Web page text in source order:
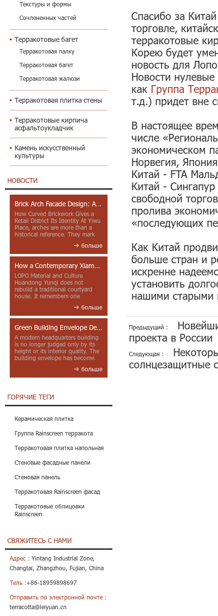
Текстуры и формы
Сочлененных частей
Терракотовые багет
Терракотовая палку
Терракотовая багет
Терракотовая жалюзи
Терракотовая плитка стены
Терракотовые кирпича
асфальтоукладчик
Камень искусственный
культуры
НОВОСТИ
Brick Arch Facade Design: A Closer Look at Yiwu Place
How Curved Brickwork Gives a
Retail District Its Identity At Yiwu
Place, arches are more than a
historical reference. They mark
больше
How a Contemporary Xiamen Project Reframes Minnan Red Brick
LOPO Material and Culture
Huandong Yunqi does not
rebuild a traditional courtyard
house. It remembers one
больше
Green Building Envelope Design: Clay Sunscreen Fins for Modern Headquarters Architecture
A modern headquarters building
is no longer judged only by its
height or its interior quality. The
building envelope has become
больше
ГОРЯЧИЕ ТЕГИ
Керамическая плитка
Группа Rainscreen терракота
Терракотовая плитка напольная
Стеновые фасадные панели
Стеновая панель
Терракотовая Rainscreen фасад
Терракотовые облицовки
Rainscreen
СВЯЖИТЕСЬ С НАМИ
Адрес : Yintang Industrial Zone,
Changtai, Zhangzhou, Fujian, China
Тель :+86-18959898697
Отправить по электронной почте :
terracotta@leiyuan.cn
Спасибо за
торговле,
терракотовые
Корею будет
новость для
Новости
как Группа
т.д.) придет вне
В настоящее
числе
экономическом
Норвегия,
Китай - FTA
Китай -
свободной
пролива
«последующих
Как Китай
больше стран и
искренне
установить
нашими старыми
Предыдущий :
проекта в России
Следующая :
солнцезащитные